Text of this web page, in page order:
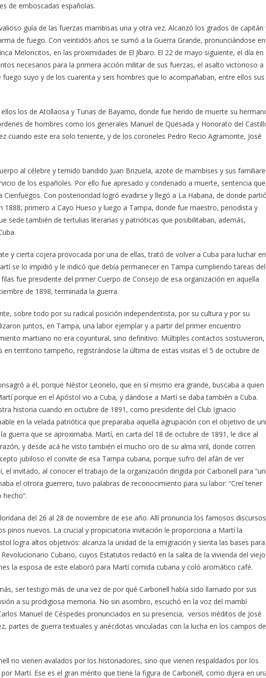
de emboscadas españolas.
guía de las fuerzas mambisas una y otra vez. Alcanzó los grados de capitán
de fuego. Con veintidós años se sumó a la Guerra Grande, pronunciándose en
Meloncitos, en las proximidades de El Jíbaro. El 22 de mayo siguiente, el día en
necesarios para la primera acción militar de sus fuerzas, el asalto victorioso a
suyo y de los cuarenta y seis hombres que lo acompañaban, entre ellos sus
los de Atollaosa y Tunas de Bayamo, donde fue herido de muerte su
de hombres como los generales Manuel de Quesada y Honorato del
cuando este era solo teniente, y de los coroneles Pedro Recio Agramonte, José
al célebre y temido bandido Juan Brizuela, azote de mambises y sus
de los españoles. Por ello fue apresado y condenado a muerte, sentencia que
Con posterioridad logró evadirse y llegó a La Habana, de donde
1888, primero a Cayo Hueso y luego a Tampa, donde fue maestro, periodista y
sede también de tertulias literarias y patrióticas que posibilitaban, además,
y cierta cojera provocada por una de ellas, trató de volver a Cuba para luchar en
se lo impidió y le indicó que debía permanecer en Tampa cumpliendo tareas del
fue presidente del primer Cuerpo de Consejo de esa organización en aquella
de 1898, terminada la guerra.
sobre todo por su radical posición independentista, por su cultura y por su
juntos, en Tampa, una labor ejemplar y a partir del primer encuentro
martiano no era coyuntural, sino definitivo. Múltiples contactos sostuvieron,
en territorio tampeño, registrándose la última de estas visitas el 5 de octubre de
a él, porque Néstor Leonelo, que en sí mismo era grande, buscaba a quien
porque en el Apóstol vio a Cuba, y dándose a Martí se daba también a Cuba.
historia cuando en octubre de 1891, como presidente del Club Ignacio
en la velada patriótica que preparaba aquella agrupación con el objetivo de
guerra que se aproximaba. Martí, en carta del 18 de octubre de 1891, le dice al
y desde acá he visto también el mucho oro de su alma viril, donde corren
jubiloso el convite de esa Tampa cubana, porque sufro del afán de ver
el invitado, al conocer el trabajo de la organización dirigida por Carbonell para
el otrora guerrero, tuvo palabras de reconocimiento para su labor: “Creí tener
del 26 al 28 de noviembre de ese año. Allí pronuncia los famosos discursos
pinos nuevos. La crucial y propiciatoria invitación le proporciona a Martí la
logra altos objetivos: alcanza la unidad de la emigración y sienta las bases para
Cubano, cuyos Estatutos redactó en la salita de la vivienda del viejo
la esposa de este elaboró para Martí comida cubana y coló aromático café.
ser testigo más de una vez de por qué Carbonell había sido llamado por sus
a su prodigiosa memoria. No sin asombro, escuchó en la voz del mambí
Manuel de Céspedes pronunciados en su presencia, versos inéditos de José
partes de guerra textuales y anécdotas vinculadas con la lucha en los campos de
no vienen avalados por los historiadores, sino que vienen respaldados por los
Martí. Ese es el gran mérito que tiene la figura de Carbonell, como dijera en